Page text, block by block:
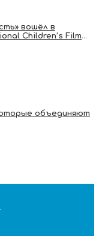
вошёл в
Children’s Film
объединяют